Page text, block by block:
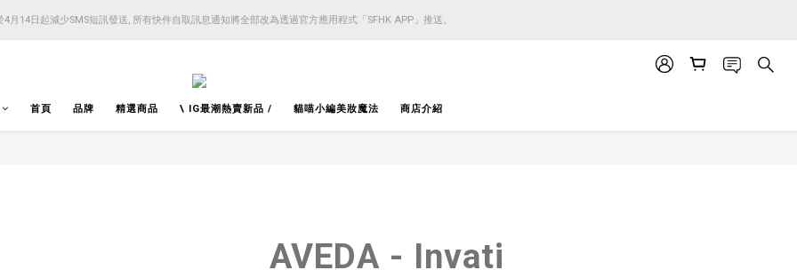
4月14日起減少SMS短訊發送, 所有快件自取訊息通知將全部改為透過官方應用程式「SFHK APP」推送。
4月14日起減少SMS短訊發送, 所有快件自取訊息通知將全部改為透過官方應用程式「SFHK APP」推送。
首頁 品牌 精選商品 \ IG最潮熱賣新品 / 貓喵小編美妝魔法 商店介紹
AVEDA - Invati